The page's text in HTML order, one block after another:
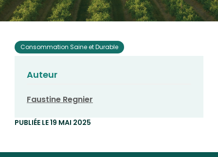
Consommation Saine et Durable
Auteur
Faustine Regnier
PUBLIÉE LE 19 MAI 2025